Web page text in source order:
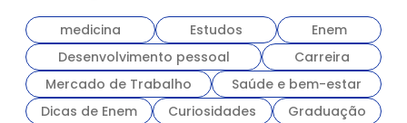
medicina Estudos
Enem
Desenvolvimento pessoal
Carreira
Mercado de Trabalho
Saúde e bem-estar
Dicas de Enem
Curiosidades Graduação